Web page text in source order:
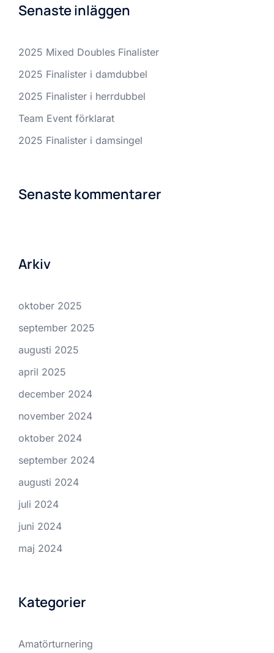
Senaste inläggen
2025 Mixed Doubles Finalister
2025 Finalister i damdubbel
2025 Finalister i herrdubbel
Team Event förklarat
2025 Finalister i damsingel
Senaste kommentarer
Arkiv
oktober 2025
september 2025
augusti 2025
april 2025
december 2024
november 2024
oktober 2024
september 2024
augusti 2024
juli 2024
juni 2024
maj 2024
Kategorier
Amatörturnering